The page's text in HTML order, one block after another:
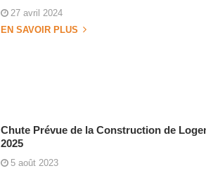
27 avril 2024
EN SAVOIR PLUS
Chute Prévue de la Construction de
2025
5 août 2023